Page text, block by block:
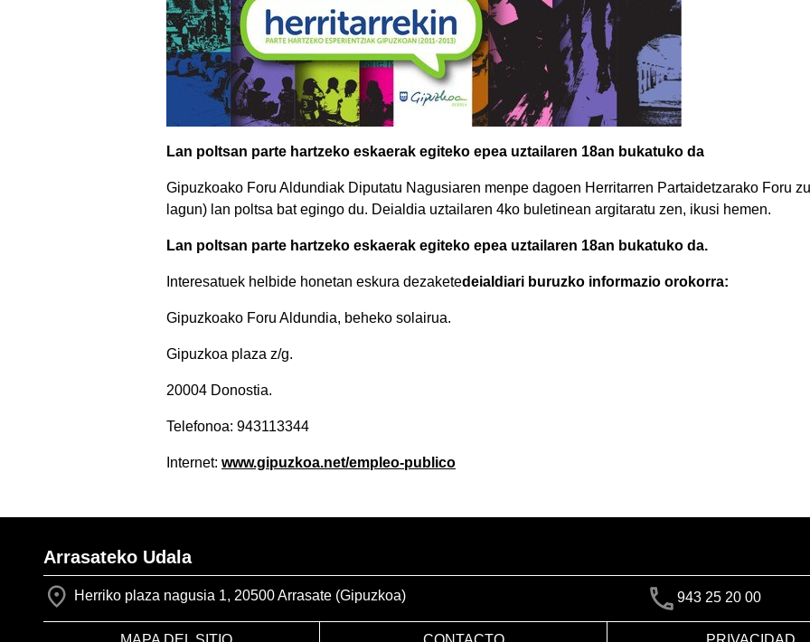
Lan poltsan parte hartzeko eskaerak egiteko epea uztailaren 18an bukatuko da
Gipuzkoako Foru Aldundiak Diputatu Nagusiaren menpe dagoen Herritarren Partaidetzarako Foru
lagun) lan poltsa bat egingo du. Deialdia uztailaren 4ko buletinean argitaratu zen, ikusi hemen.
Lan poltsan parte hartzeko eskaerak egiteko epea uztailaren 18an bukatuko da.
Interesatuek helbide honetan eskura dezaketedeialdiari buruzko informazio orokorra:
Gipuzkoako Foru Aldundia, beheko solairua.
Gipuzkoa plaza z/g.
20004 Donostia.
Telefonoa: 943113344
Internet: www.gipuzkoa.net/empleo-publico
Arrasateko Udala
Herriko plaza nagusia 1, 20500 Arrasate (Gipuzkoa) 943 25 20 00